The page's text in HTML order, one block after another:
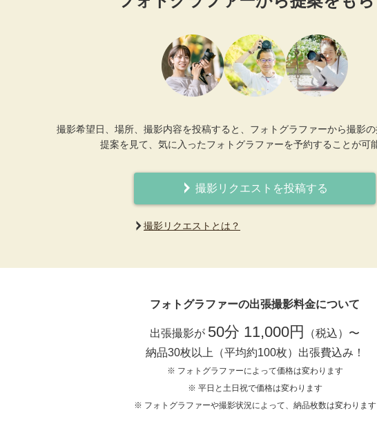
撮影希望日、場所、撮影内容を投稿すると、フォトグラファーから撮影の
提案を見て、気に入ったフォトグラファーを予約することが可
撮影リクエストを投稿する
撮影リクエストとは？
フォトグラファーの出張撮影料金について
出張撮影が 50分 11,000円
（税込）〜
納品30枚以上（平均約100枚）出張費込み！
※ フォトグラファーによって価格は変わります
※ 平日と土日祝で価格は変わります
※ フォトグラファーや撮影状況によって、納品枚数は変わります